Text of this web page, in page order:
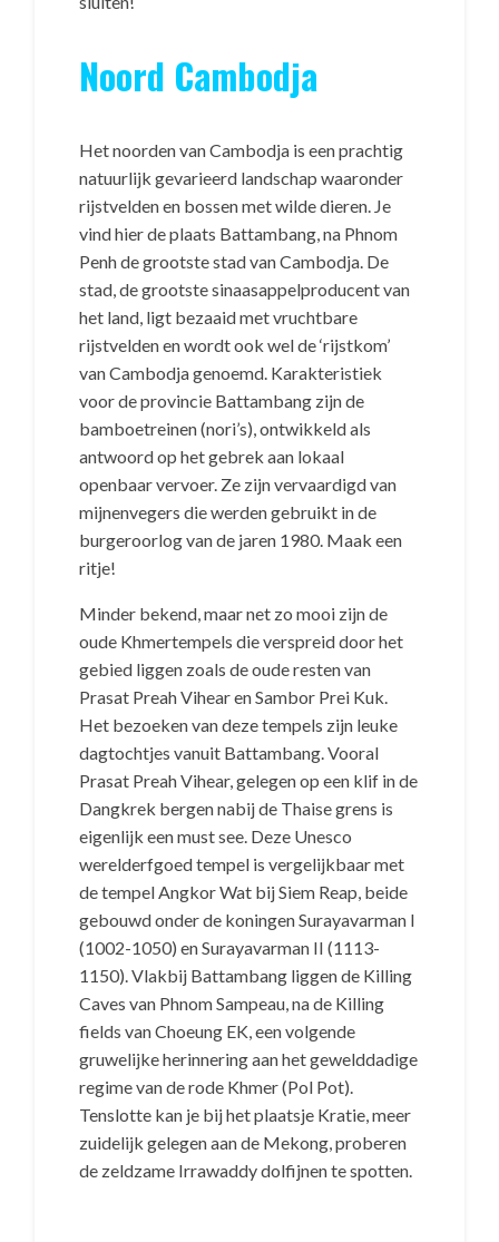
Noord Cambodja
Het noorden van Cambodja is een prachtig
natuurlijk gevarieerd landschap waaronder
rijstvelden en bossen met wilde dieren. Je
vind hier de plaats Battambang, na Phnom
Penh de grootste stad van Cambodja. De
stad, de grootste sinaasappelproducent van
het land, ligt bezaaid met vruchtbare
rijstvelden en wordt ook wel de ‘rijstkom’
van Cambodja genoemd. Karakteristiek
voor de provincie Battambang zijn de
bamboetreinen (nori’s), ontwikkeld als
antwoord op het gebrek aan lokaal
openbaar vervoer. Ze zijn vervaardigd van
mijnenvegers die werden gebruikt in de
burgeroorlog van de jaren 1980. Maak een
ritje!
Minder bekend, maar net zo mooi zijn de
oude Khmertempels die verspreid door het
gebied liggen zoals de oude resten van
Prasat Preah Vihear en Sambor Prei Kuk.
Het bezoeken van deze tempels zijn leuke
dagtochtjes vanuit Battambang. Vooral
Prasat Preah Vihear, gelegen op een klif in de
Dangkrek bergen nabij de Thaise grens is
eigenlijk een must see. Deze Unesco
werelderfgoed tempel is vergelijkbaar met
de tempel Angkor Wat bij Siem Reap, beide
gebouwd onder de koningen Surayavarman I
(1002-1050) en Surayavarman II (1113-
1150). Vlakbij Battambang liggen de Killing
Caves van Phnom Sampeau, na de Killing
fields van Choeung EK, een volgende
gruwelijke herinnering aan het gewelddadige
regime van de rode Khmer (Pol Pot).
Tenslotte kan je bij het plaatsje Kratie, meer
zuidelijk gelegen aan de Mekong, proberen
de zeldzame Irrawaddy dolfijnen te spotten.